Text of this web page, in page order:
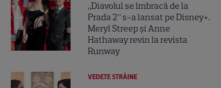
„Diavolul se îmbracă de la
Prada 2” s-a lansat pe Disney+.
Meryl Streep și Anne
Hathaway revin la revista
Runway
VEDETE STRĂINE